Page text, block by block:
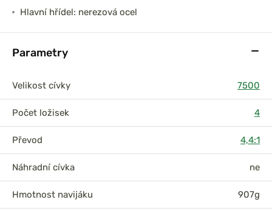
Hlavní hřídel: nerezová ocel
Parametry
Velikost cívky 7500
Počet ložisek 4
Převod 4,4:1
Náhradní cívka ne
Hmotnost navijáku 907g